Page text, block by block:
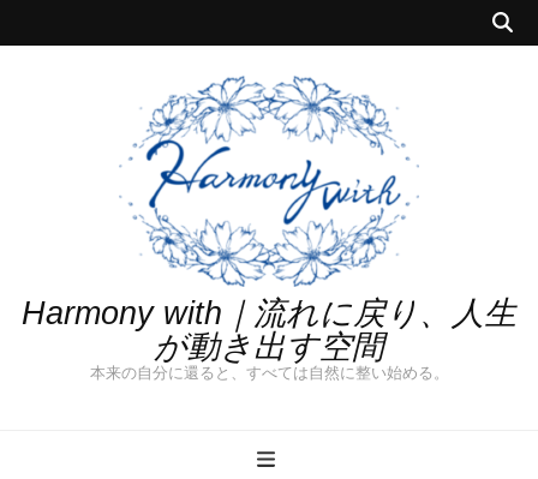
Harmony with｜流れに戻り、人生
が動き出す空間
本来の自分に還ると、すべては自然に整い始める。